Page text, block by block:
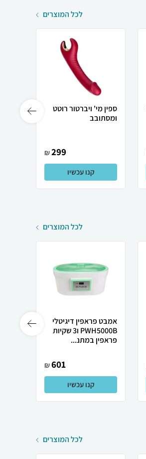
לכל המוצרים
ספין מי' ויברטור רוטט
ומסתובב
299
₪
קנו עכשיו
לכל המוצרים
אמבט פראפין דיגיטלי
PWH5000B ו3 שקיות
פראפין במתנ...
601
₪
קנו עכשיו
לכל המוצרים